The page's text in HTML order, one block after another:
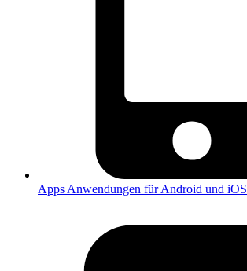
Apps Anwendungen für Android und iOS